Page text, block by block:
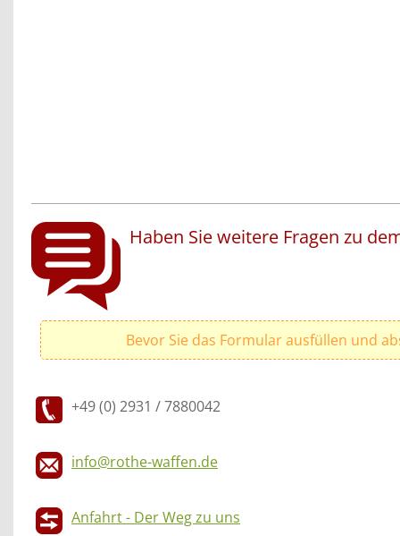
Haben Sie weitere Fragen zu
Bevor Sie das Formular ausfüllen und
+49 (0) 2931 / 7880042
info@rothe-waffen.de
Anfahrt - Der Weg zu uns